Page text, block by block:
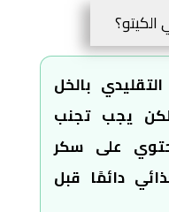
بالخل
لكن يجب تجنب
على سكر
دائمًا قبل